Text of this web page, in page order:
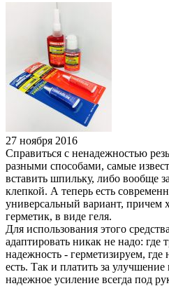
27 ноября 2016
Справиться с ненадежностью
разными способами, самые
вставить шпильку, либо вообще
клепкой. А теперь есть
универсальный вариант, причем
герметик, в виде геля.
Для использования этого
адаптировать никак не надо: где
надежность - герметизируем, где
есть. Так и платить за улучшение
надежное усиление всегда под